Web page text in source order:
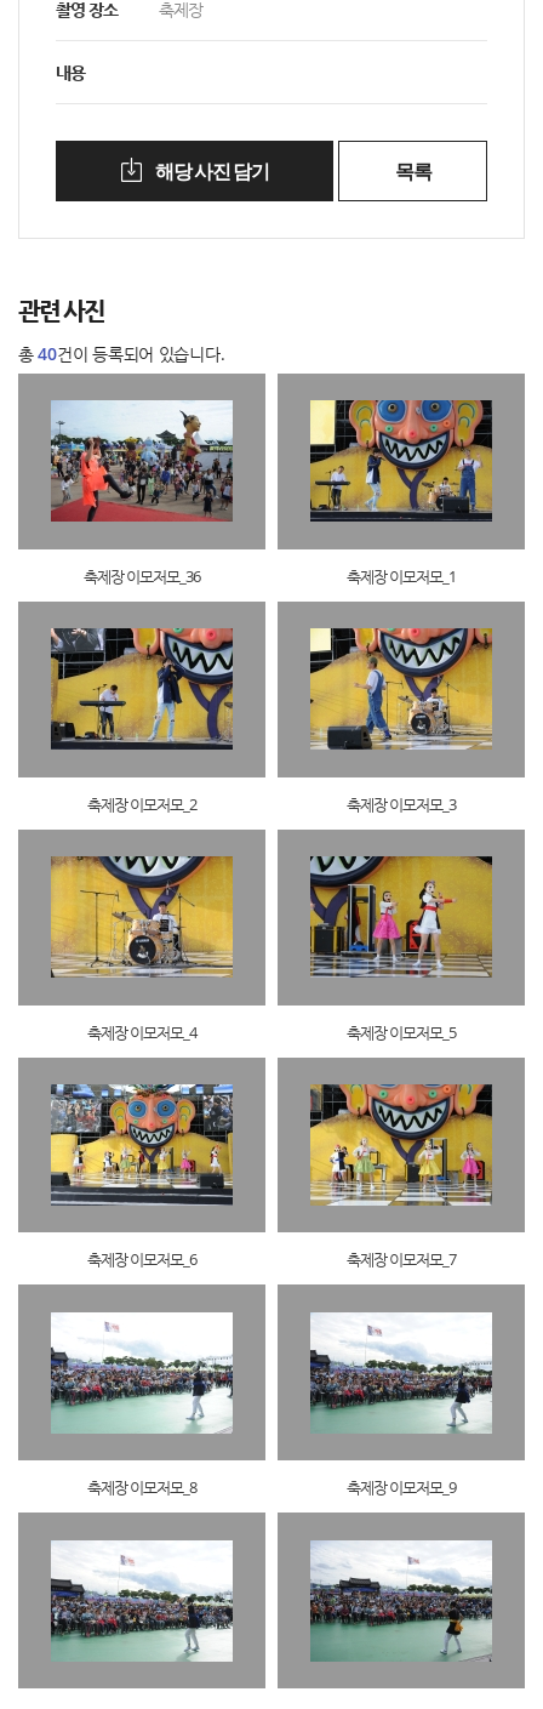
촬영 장소 축제장
내용
해당 사진 담기 목록
관련 사진
총40건이 등록되어 있습니다.
축제장 이모저모_36 축제장 이모저모_1
축제장 이모저모_2 축제장 이모저모_3
축제장 이모저모_4 축제장 이모저모_5
축제장 이모저모_6 축제장 이모저모_7
축제장 이모저모_8 축제장 이모저모_9